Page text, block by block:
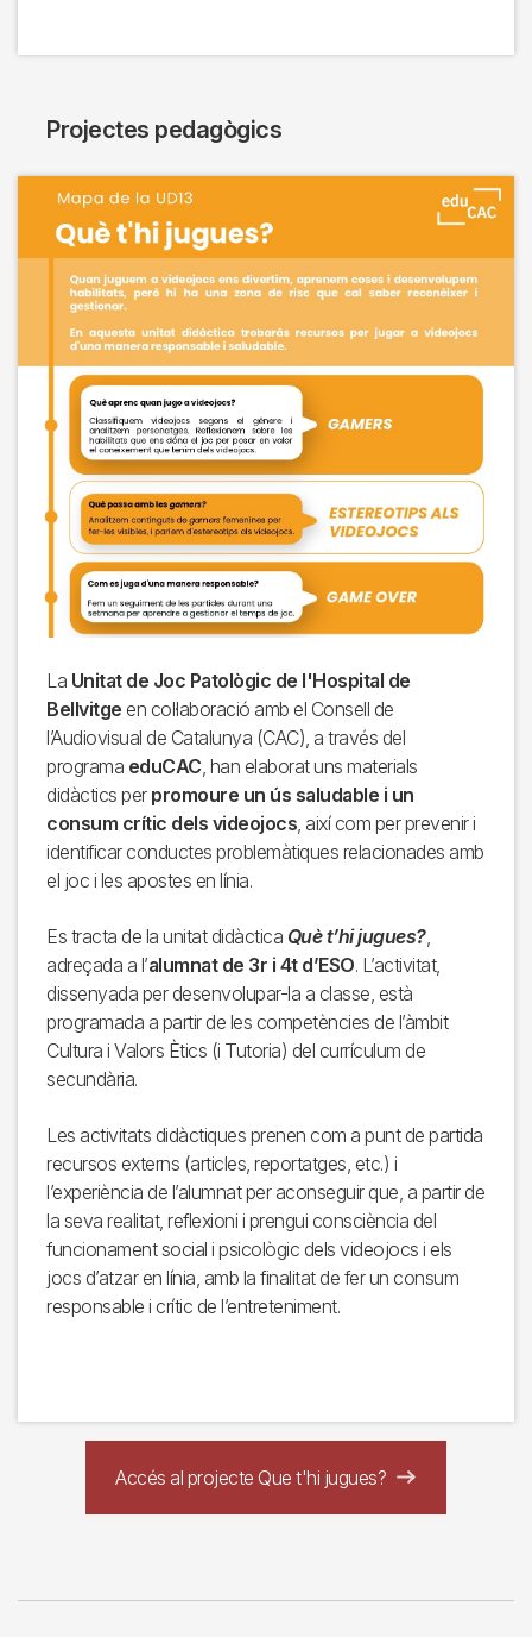
Projectes pedagògics
Imagen
La Unitat de Joc Patològic de l'Hospital de
Bellvitge en col·laboració amb el Consell de
l’Audiovisual de Catalunya (CAC), a través del
programa eduCAC, han elaborat uns materials
didàctics per promoure un ús saludable i un
consum crític dels videojocs , així com per prevenir i
identificar conductes problemàtiques relacionades amb
el joc i les apostes en línia.
Es tracta de la unitat didàctica Què t’hi jugues?,
adreçada a l’alumnat de 3r i 4t d’ESO. L’activitat,
dissenyada per desenvolupar-la a classe, està
programada a partir de les competències de l’àmbit
Cultura i Valors Ètics (i Tutoria) del currículum de
secundària.
Les activitats didàctiques prenen com a punt de partida
recursos externs (articles, reportatges, etc.) i
l’experiència de l’alumnat per aconseguir que, a partir de
la seva realitat, reflexioni i prengui consciència del
funcionament social i psicològic dels videojocs i els
jocs d’atzar en línia, amb la finalitat de fer un consum
responsable i crític de l’entreteniment.
Accés al projecte Que t'hi jugues?